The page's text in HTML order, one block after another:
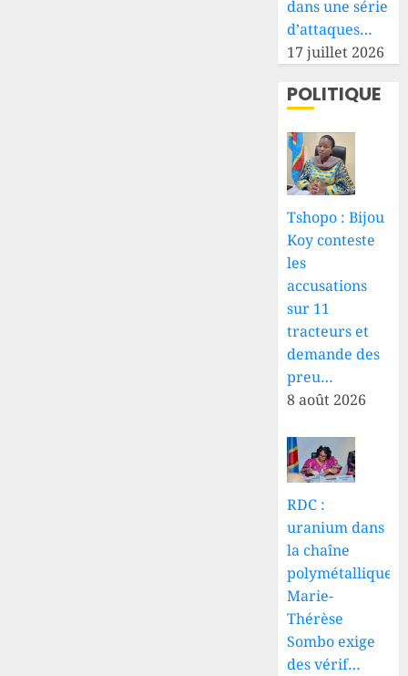
dans une série
d’attaques…
17 juillet 2026
POLITIQUE
Tshopo : Bijou
Koy conteste
les
accusations
sur 11
tracteurs et
demande des
preu…
8 août 2026
RDC :
uranium dans
la chaîne
polymétallique,
Marie-
Thérèse
Sombo exige
des vérif…